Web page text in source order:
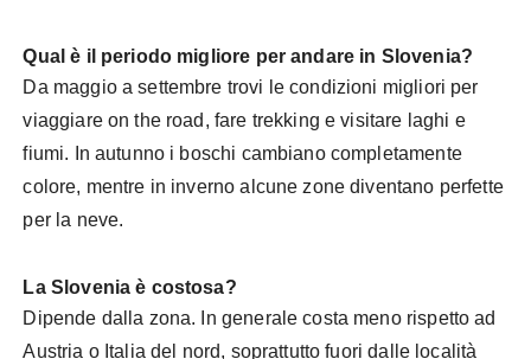
Qual è il periodo migliore per andare in Slovenia?
Da maggio a settembre trovi le condizioni migliori per
viaggiare on the road, fare trekking e visitare laghi e
fiumi. In autunno i boschi cambiano completamente
colore, mentre in inverno alcune zone diventano perfette
per la neve.
La Slovenia è costosa?
Dipende dalla zona. In generale costa meno rispetto ad
Austria o Italia del nord, soprattutto fuori dalle località